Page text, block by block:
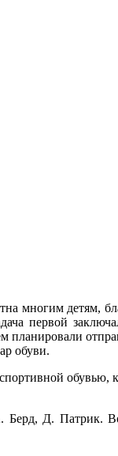
многим детям,
первой
планировали
обуви.
обувью,
Д. Патрик.